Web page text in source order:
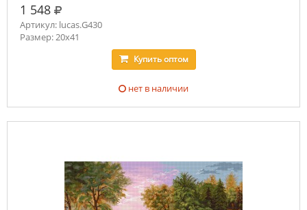
1 548 руб.
Артикул: lucas.G430
Размер: 20x41
Купитьоптом
нет в наличии